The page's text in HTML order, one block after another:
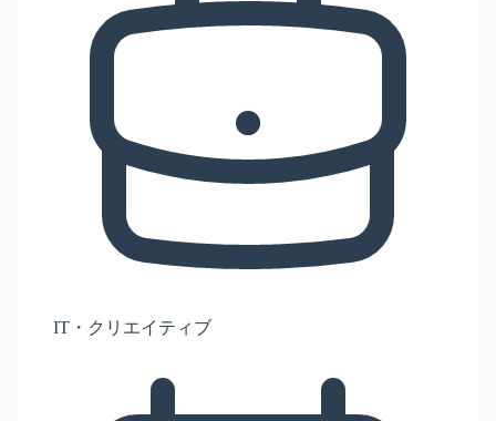
IT・クリエイティブ